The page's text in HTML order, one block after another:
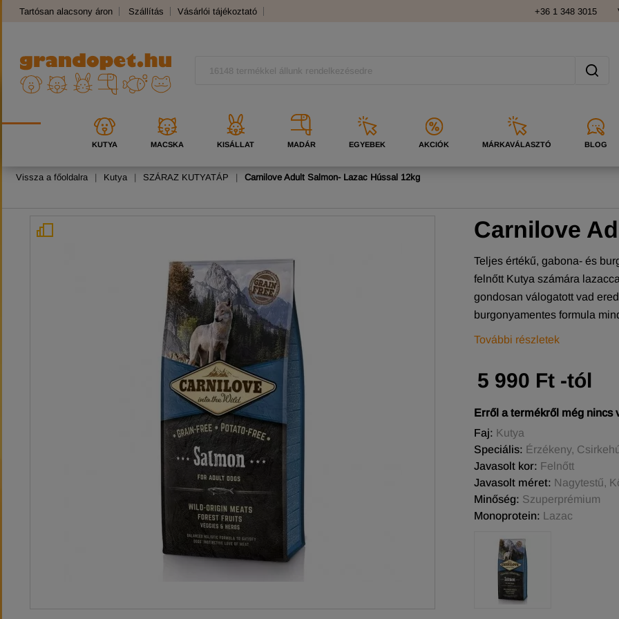
Tartósan alacsony áron Szállítás Vásárlói tájékoztató +36 1 348 3015
KUTYA MACSKA KISÁLLAT MADÁR EGYEBEK AKCIÓK MÁRKAVÁLASZTÓ BLOG
Vissza a főoldalra | Kutya | SZÁRAZ KUTYATÁP | Carnilove Adult Salmon- Lazac Hússal 12kg
Carnilove
Teljes értékű, gabona- és
felnőtt Kutya számára
gondosan válogatott vad
burgonyamentes formula
További részletek
5 990 Ft -tól
Erről a termékről még nincs
Faj: Kutya
Speciális: Érzékeny,
Javasolt kor: Felnőtt
Javasolt méret: Nagytestű,
Minőség: Szuperprémium
Monoprotein: Lazac